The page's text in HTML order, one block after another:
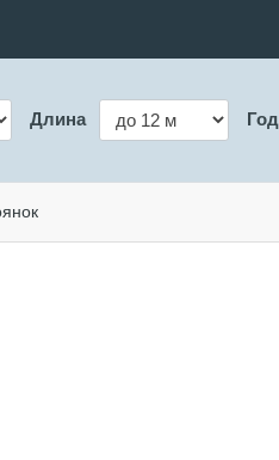
Длина Год